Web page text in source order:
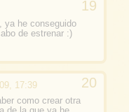
ya he conseguido
de estrenar :)
17:39
como crear otra